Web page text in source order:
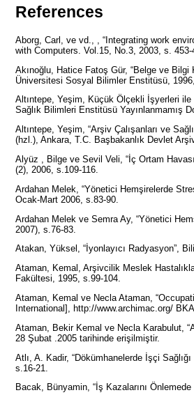
References
Aborg, Carl, ve vd., , “Integrating work
with Computers. Vol.15, No.3, 2003, s. 453-
Akınoğlu, Hatice Fatoş Gür, “Belge ve Bilgi
Üniversitesi Sosyal Bilimler Enstitüsü,
Altıntepe, Yeşim, Küçük Ölçekli İşyerleri ile
Sağlık Bilimleri Enstitüsü Yayınlanmamış
Altıntepe, Yeşim, “Arşiv Çalışanları ve
(hzl.), Ankara, T.C. Başbakanlık Devlet
Alyüz , Bilge ve Sevil Veli, “İç Ortam
(2), 2006, s.109-116.
Ardahan Melek, “Yönetici Hemşirelerde
Ocak-Mart 2006, s.83-90.
Ardahan Melek ve Semra Ay, “Yönetici
2007), s.76-83.
Atakan, Yüksel, “İyonlayıcı Radyasyon”,
Ataman, Kemal, Arşivcilik Meslek
Fakültesi, 1995, s.99-104.
Ataman, Kemal ve Necla Ataman,
International], http://www.archimac.org/
Ataman, Bekir Kemal ve Necla Karabulut,
28 Şubat .2005 tarihinde erişilmiştir.
Atlı, A. Kadir, “Dökümhanelerde İşçi
s.16-21.
Bacak, Bünyamin, “İş Kazalarını